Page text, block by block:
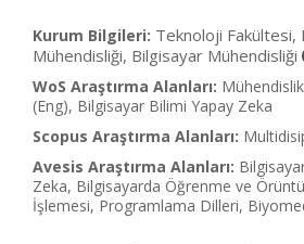
Kurum Bilgileri: Teknoloji Fakültesi,
Mühendisliği, Bilgisayar Mühendisliği
WoS Araştırma Alanları:
(Eng), Bilgisayar Bilimi Yapay Zeka
Scopus Araştırma Alanları:
Avesis Araştırma Alanları:
Zeka, Bilgisayarda Öğrenme ve
İşlemesi, Programlama Dilleri,